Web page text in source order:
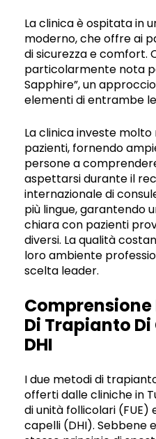
La clinica è ospitata in
moderno, che offre ai
di sicurezza e comfort.
particolarmente nota
Sapphire”, un
elementi di entrambe
La clinica investe molto
pazienti, fornendo
persone a
aspettarsi durante il
internazionale di
più lingue, garantendo
chiara con pazienti
diversi. La qualità
loro ambiente
scelta leader.
Di Trapianto Di
DHI
I due metodi di
offerti dalle cliniche in
di unità follicolari (FUE)
capelli (DHI). Sebbene